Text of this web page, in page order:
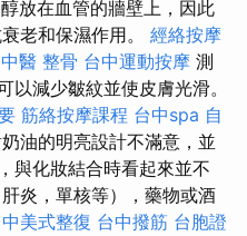
放在血管的牆壁上，因此
老和保濕作用。 經絡按摩
醫 整骨 台中運動按摩 測
減少皺紋並使皮膚光滑。
筋絡按摩課程 台中spa 自
油的明亮設計不滿意，並
與化妝結合時看起來並不
炎，單核等），藥物或酒
美式整復 台中撥筋 台胞證